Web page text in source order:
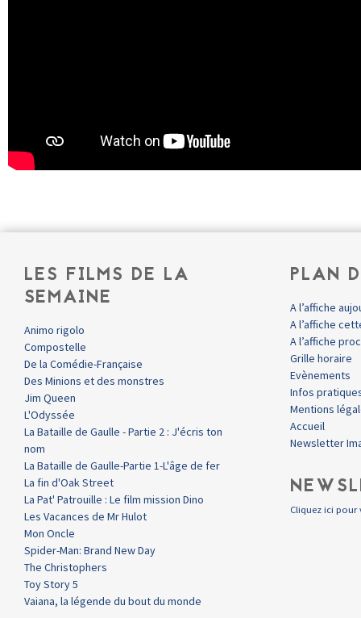
LES FILMS DE LA
SEMAINE
Animo rigolo
Compostelle
De la Comédie-Française
Des Minions et des monstres
Jim Queen
L'Odyssée
La Bataille de Gaulle - Partie 2 : J'écris ton
nom
La Bataille de Gaulle-Partie 1-L'âge de fer
La fin d'Oak Street
La Pat' Patrouille : Le film mission Dino
Les Vacances de Mr Hulot
Mon Oncle
Spider-Man: Brand New Day
The Christophers
Toy Story 5
Vaiana, la légende du bout du monde
PLAN
A l’affiche
A l’affiche
A l’affiche
Grille horaire
Evènements
Infos
Mentions
Accueil
Newsletter
Cliquez ici pour